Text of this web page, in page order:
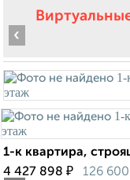
‹
1-к квартира,
4 427 898 ₽ 126 600